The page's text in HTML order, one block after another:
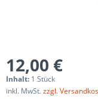
12,00 €
Inhalt: 1 Stück
inkl. MwSt.zzgl.